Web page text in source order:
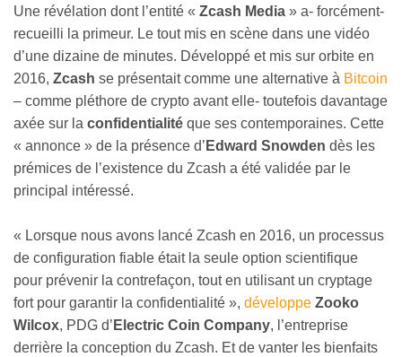
Une révélation dont l’entité « Zcash Media » a- forcément-
recueilli la primeur. Le tout mis en scène dans une vidéo
d’une dizaine de minutes. Développé et mis sur orbite en
2016, Zcash se présentait comme une alternative à Bitcoin
– comme pléthore de crypto avant elle- toutefois davantage
axée sur la confidentialité que ses contemporaines. Cette
« annonce » de la présence d’ Edward Snowden dès les
prémices de l’existence du Zcash a été validée par le
principal intéressé.
« Lorsque nous avons lancé Zcash en 2016, un processus
de configuration fiable était la seule option scientifique
pour prévenir la contrefaçon, tout en utilisant un cryptage
fort pour garantir la confidentialité », développe Zooko
Wilcox, PDG d’ Electric Coin Company, l’entreprise
derrière la conception du Zcash. Et de vanter les bienfaits